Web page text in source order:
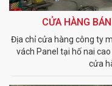
CỬA HÀNG
Địa chỉ cửa hàng công ty
vách Panel tại hố nai
cửa